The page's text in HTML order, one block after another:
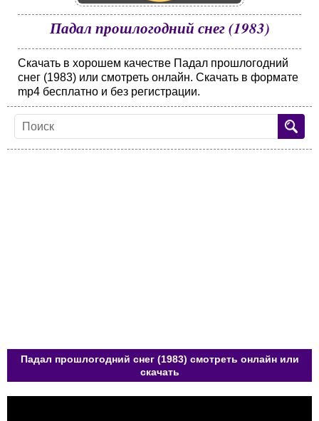
Падал прошлогодний снег (1983)
Скачать в хорошем качестве Падал прошлогодний
снег (1983) или смотреть онлайн. Скачать в формате
mp4 бесплатно и без регистрации.
Падал прошлогодний снег (1983) смотреть онлайн или
скачать